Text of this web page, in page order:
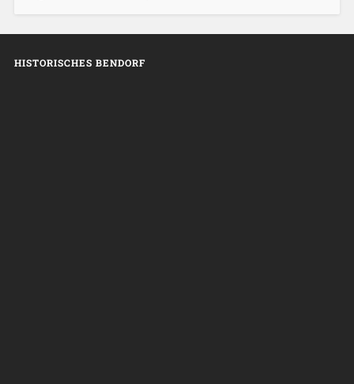
HISTORISCHES BENDORF